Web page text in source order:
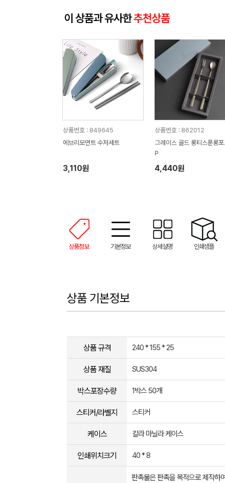
이 상품과 유사한추천상품
상품번호 : 849645
에브리모먼트 수저세트
3,110원
상품번호 : 862012
그레이스 골드 롱티스푼롱
P
4,440원
상품정보 기본정보 상세설명 인쇄샘플
상품 기본정보
상품 규격 240 * 155 * 25
상품 재질 SUS304
박스포장수량 1박스 50개
스티커/라벨지 스티커
케이스 칼라 마닐라 케이스
인쇄위치크기 40 * 8
판촉물은 판촉을 목적으로 제작하